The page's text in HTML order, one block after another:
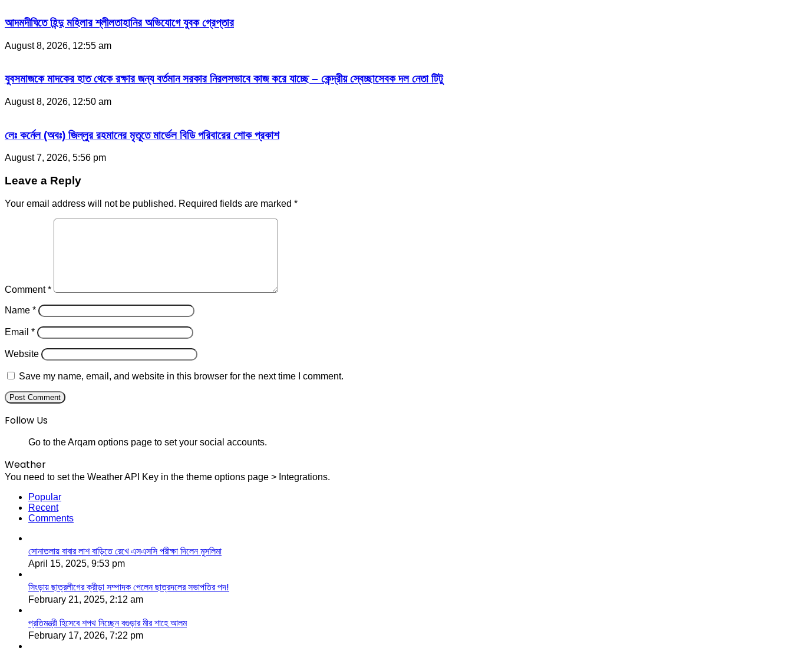
আদমদীঘিতে হিন্দু মহিলার শ্লীলতাহানির অভিযোগে যুবক গ্রেপ্তার
August 8, 2026, 12:55 am
যুবসমাজকে মাদকের হাত থেকে রক্ষার জন্য বর্তমান সরকার নিরলসভাবে কাজ করে যাচ্ছে – কেন্দ্রীয় স্বেচ্ছাসেবক দল নেতা টিটু
August 8, 2026, 12:50 am
লেঃ কর্নেল (অবঃ) জিল্লুর রহমানের মৃতূতে মার্ভেল বিডি পরিবারের শোক প্রকাশ
August 7, 2026, 5:56 pm
Leave a Reply
Your email address will not be published. Required fields are marked *
Comment*
Name *
Email *
Website
Save my name, email, and website in this browser for the next time I comment.
Follow Us
Go to the Arqam options page to set your social accounts.
Weather
You need to set the Weather API Key in the theme options page > Integrations.
Popular
Recent
Comments
সোনাতলায় বাবার লাশ বাড়িতে রেখে এসএসসি পরীক্ষা দিলেন মুসলিমা
April 15, 2025, 9:53 pm
সিংড়ায় ছাত্রলীগের ক্রীড়া সম্পাদক পেলেন ছাত্রদলের সভাপতির পদ!
February 21, 2025, 2:12 am
প্রতিমন্ত্রী হিসেবে শপথ নিচ্ছেন বগুড়ার মীর শাহে আলম
February 17, 2026, 7:22 pm